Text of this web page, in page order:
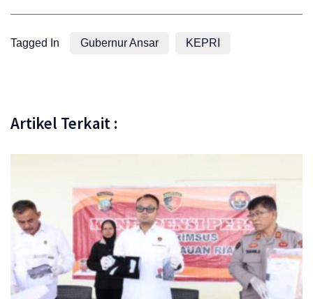
Tagged In Gubernur Ansar KEPRI
Artikel Terkait :